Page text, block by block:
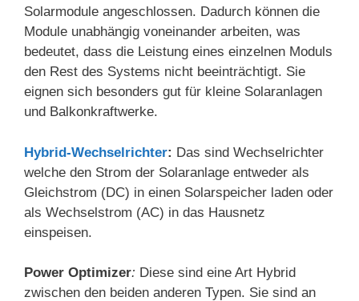
Solarmodule angeschlossen. Dadurch können die
Module unabhängig voneinander arbeiten, was
bedeutet, dass die Leistung eines einzelnen Moduls
den Rest des Systems nicht beeinträchtigt. Sie
eignen sich besonders gut für kleine Solaranlagen
und Balkonkraftwerke.
Hybrid-Wechselrichter: Das sind Wechselrichter
welche den Strom der Solaranlage entweder als
Gleichstrom (DC) in einen Solarspeicher laden oder
als Wechselstrom (AC) in das Hausnetz
einspeisen.
Power Optimizer: Diese sind eine Art Hybrid
zwischen den beiden anderen Typen. Sie sind an